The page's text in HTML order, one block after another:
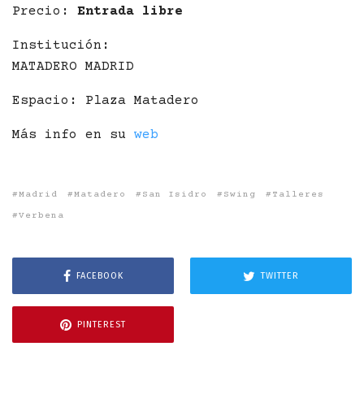
Precio: Entrada libre
Institución:
MATADERO MADRID
Espacio: Plaza Matadero
Más info en su web
Madrid Matadero San Isidro Swing
Talleres
Verbena
FACEBOOK TWITTER
PINTEREST